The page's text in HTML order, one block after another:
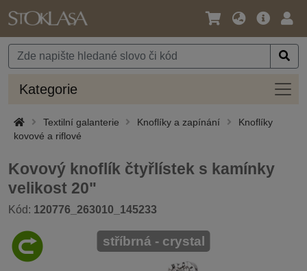
Jazyk
Měna
Hlavní
Kategorie
Textilní galanterie Knoflíky a zapínání
Knoflíky
kovové a riflové
Kovový knoflík čtyřlístek s kamínky
velikost 20"
Kód: 120776_263010_145233
stříbrná - crystal